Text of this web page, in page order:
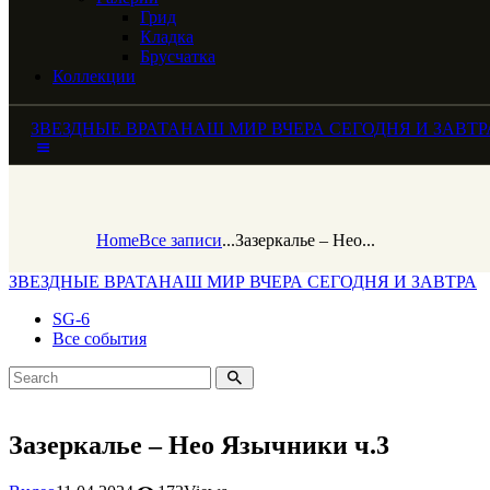
Грид
Кладка
Брусчатка
Коллекции
ЗВЕЗДНЫЕ ВРАТАНАШ МИР ВЧЕРА СЕГОДНЯ И
HomeВсе записи...Зазеркалье – Нео...
ЗВЕЗДНЫЕ ВРАТАНАШ МИР ВЧЕРА СЕГОДНЯ И ЗАВТРА
SG-6
Все события
Зазеркалье – Нео Язычники ч.3